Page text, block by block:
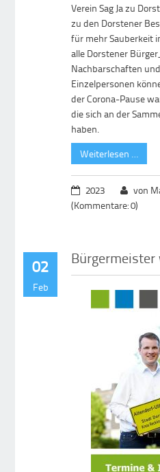
Verein Sag Ja zu
zu den Dorstener
für mehr Sauberkeit
alle Dorstener
Nachbarschaften
Einzelpersonen
der Corona-Pause
die sich an der
haben.
Weiterlesen …
2023
von
(Kommentare: 0)
02
Feb
Bürgermeister